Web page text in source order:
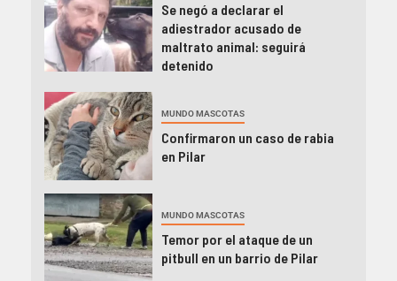
Se negó a declarar el
adiestrador acusado de
maltrato animal: seguirá
detenido
MUNDO MASCOTAS
Confirmaron un caso de rabia
en Pilar
MUNDO MASCOTAS
Temor por el ataque de un
pitbull en un barrio de Pilar